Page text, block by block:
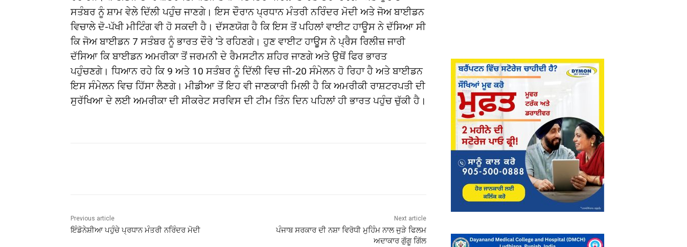
ਸਤੰਬਰ ਨੂੰ ਸ਼ਾਮ ਵੇਲੇ ਦਿੱਲੀ ਪਹੁੰਚ ਜਾਣਗੇ। ਇਸ ਦੌਰਾਨ ਪ੍ਰਧਾਨ ਮੰਤਰੀ ਨਰਿੰਦਰ ਮੋਦੀ ਅਤੇ ਜੋਅ ਬਾਈਡਨ
ਵਿਚਾਲੇ ਦੋ-ਪੱਖੀ ਮੀਟਿੰਗ ਵੀ ਹੋ ਸਕਦੀ ਹੈ। ਦੱਸਣਯੋਗ ਹੈ ਕਿ ਇਸ ਤੋਂ ਪਹਿਲਾਂ ਵਾਈਟ ਹਾਊਸ ਨੇ ਦੱਸਿਆ ਸੀ
ਕਿ ਜੋਅ ਬਾਈਡਨ 7 ਸਤੰਬਰ ਨੂੰ ਭਾਰਤ ਦੌਰੇ ’ਤੇ ਰਹਿਣਗੇ। ਹੁਣ ਵਾਈਟ ਹਾਊੁਸ ਨੇ ਪ੍ਰੈਸ ਰਿਲੀਜ਼ ਜਾਰੀ
ਦੱਸਿਆ ਕਿ ਬਾਈਡਨ ਅਮਰੀਕਾ ਤੋਂ ਜਰਮਨੀ ਦੇ ਰੈਮਸਟੀਨ ਸ਼ਹਿਰ ਜਾਣਗੇ ਅਤੇ ਉਥੋਂ ਫਿਰ ਭਾਰਤ
ਪਹੁੰਚਣਗੇ। ਧਿਆਨ ਰਹੇ ਕਿ 9 ਅਤੇ 10 ਸਤੰਬਰ ਨੂੰ ਦਿੱਲੀ ਵਿਚ ਜੀ-20 ਸੰਮੇਲਨ ਹੋ ਰਿਹਾ ਹੈ ਅਤੇ ਬਾਈਡਨ
ਇਸ ਸੰਮੇਲਨ ਵਿਚ ਹਿੱਸਾ ਲੈਣਗੇ। ਮੀਡੀਆ ਤੋਂ ਇਹ ਵੀ ਜਾਣਕਾਰੀ ਮਿਲੀ ਹੈ ਕਿ ਅਮਰੀਕੀ ਰਾਸ਼ਟਰਪਤੀ ਦੀ
ਸੁਰੱਖਿਆ ਦੇ ਲਈ ਅਮਰੀਕਾ ਦੀ ਸੀਕਰੇਟ ਸਰਵਿਸ ਦੀ ਟੀਮ ਤਿੰਨ ਦਿਨ ਪਹਿਲਾਂ ਹੀ ਭਾਰਤ ਪਹੁੰਚ ਚੁੱਕੀ ਹੈ।
Previous article
ਇੰਡੋਨੇਸ਼ੀਆ ਪਹੁੰਚੇ ਪ੍ਰਧਾਨ ਮੰਤਰੀ ਨਰਿੰਦਰ ਮੋਦੀ
Next article
ਪੰਜਾਬ ਸਰਕਾਰ ਦੀ ਨਸ਼ਾ ਵਿਰੋਧੀ ਮੁਹਿੰਮ ਨਾਲ ਜੁੜੇ ਫਿਲਮ
ਅਦਾਕਾਰ ਗੁੱਗੂ ਗਿੱਲ